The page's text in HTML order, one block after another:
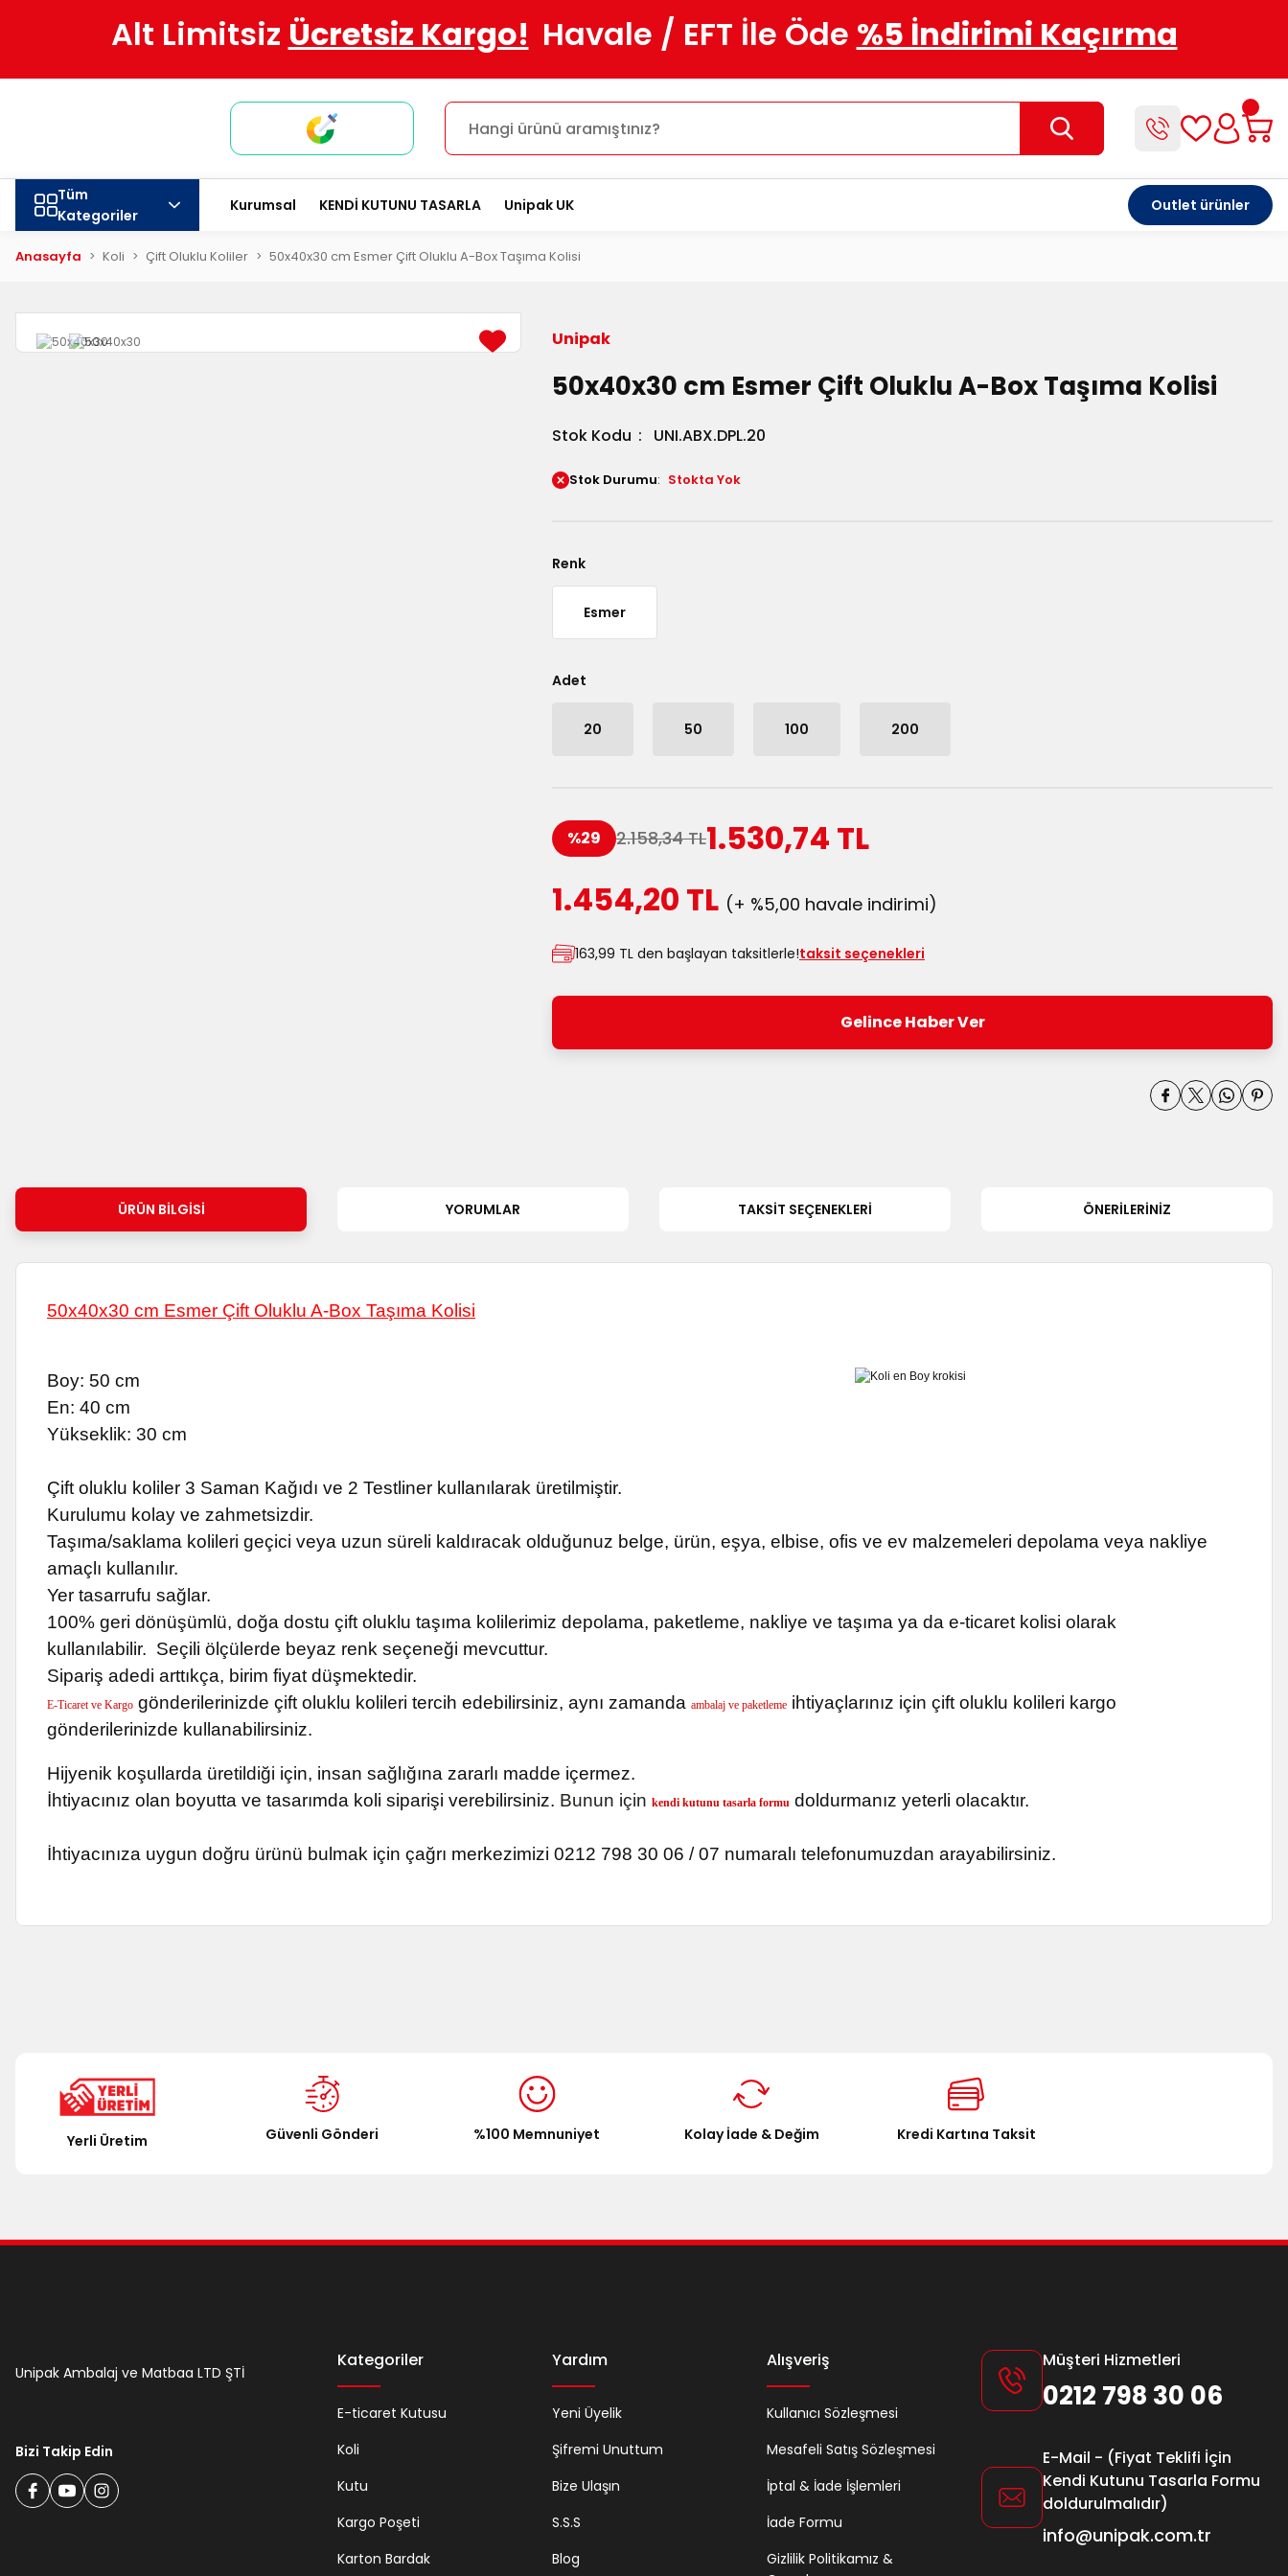
Alt Limitsiz Ücretsiz Kargo! Havale / EFT İle Öde %5 İndirimi Kaçırma
Tüm
Kategoriler
Kurumsal KENDİ KUTUNU TASARLA Unipak UK Outlet ürünler
Anasayfa Koli Çift Oluklu Koliler 50x40x30 cm Esmer Çift Oluklu A-Box Taşıma Kolisi
Unipak
50x40x30 cm Esmer Çift Oluklu A-Box Taşıma Kolisi
Stok Kodu UNI.ABX.DPL.20
Stok Durumu Stokta Yok
Renk
Esmer
Adet
20 50 100 200
%29 2.158,34 TL1.530,74 TL
1.454,20 TL (+ %5,00 havale indirimi)
163,99 TL den başlayan taksitlerle!taksit seçenekleri
Gelince Haber Ver
ÜRÜN BILGISI YORUMLAR TAKSIT SEÇENEKLERI ÖNERILERINIZ
50x40x30 cm Esmer Çift Oluklu A-Box Taşıma Kolisi
Boy: 50 cm
En: 40 cm
Yükseklik: 30 cm
Çift oluklu koliler 3 Saman Kağıdı ve 2 Testliner kullanılarak üretilmiştir.
Kurulumu kolay ve zahmetsizdir.
Taşıma/saklama kolileri geçici veya uzun süreli kaldıracak olduğunuz belge, ürün, eşya, elbise, ofis ve ev malzemeleri depolama veya nakliye
amaçlı kullanılır.
Yer tasarrufu sağlar.
100% geri dönüşümlü, doğa dostu çift oluklu taşıma kolilerimiz depolama, paketleme, nakliye ve taşıma ya da e-ticaret kolisi olarak
kullanılabilir. Seçili ölçülerde beyaz renk seçeneği mevcuttur.
Sipariş adedi arttıkça, birim fiyat düşmektedir.
E-Ticaret ve Kargo gönderilerinizde çift oluklu kolileri tercih edebilirsiniz, aynı zamanda ambalaj ve paketleme ihtiyaçlarınız için çift oluklu kolileri kargo
gönderilerinizde kullanabilirsiniz.
Hijyenik koşullarda üretildiği için, insan sağlığına zararlı madde içermez.
İhtiyacınız olan boyutta ve tasarımda koli siparişi verebilirsiniz. Bunun için kendi kutunu tasarla formu doldurmanız yeterli olacaktır.
İhtiyacınıza uygun doğru ürünü bulmak için çağrı merkezimizi 0212 798 30 06 / 07 numaralı telefonumuzdan arayabilirsiniz.
Ürün bilgilerinde hatalar bulunuyor.
Ürün fiyatı diğer sitelerden daha pahalı.
Bu ürüne benzer farklı alternatifler olmalı.
Yerli Üretim Güvenli Gönderi %100 Memnuniyet Kolay İade & Değim Kredi Kartına Taksit
Unipak Ambalaj ve Matbaa LTD ŞTİ
Bizi Takip Edin
Kategoriler
E-ticaret Kutusu
Koli
Kutu
Kargo Poşeti
Karton Bardak
Yardım
Yeni Üyelik
Şifremi Unuttum
Bize Ulaşın
S.S.S
Blog
Alışveriş
Kullanıcı Sözleşmesi
Mesafeli Satış Sözleşmesi
İptal & İade İşlemleri
İade Formu
Gizlilik Politikamız &
Müşteri Hizmetleri
0212 798 30 06
E-Mail - (Fiyat Teklifi İçin
Kendi Kutunu Tasarla Formu
doldurulmalıdır)
info@unipak.com.tr